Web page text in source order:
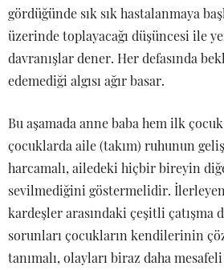
gördüğünde sık sık hastalanmaya
üzerinde toplayacağı düşüncesi ile
davranışlar dener. Her defasında
edemediği algısı ağır basar.
Bu aşamada anne baba hem ilk
çocuklarda aile (takım) ruhunun
harcamalı, ailedeki hiçbir bireyin
sevilmediğini göstermelidir.
kardeşler arasındaki çeşitli çatışma
sorunları çocukların kendilerinin
tanımalı, olayları biraz daha